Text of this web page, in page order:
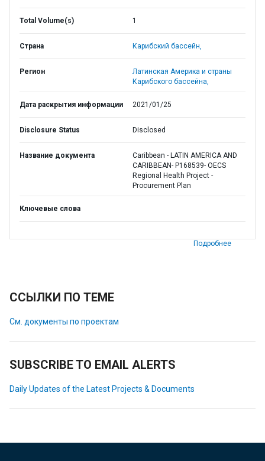
Total Volume(s) 1
Страна Карибский бассейн,
Регион
Латинская Америка и страны
Карибского бассейна,
Дата раскрытия информации 2021/01/25
Disclosure Status Disclosed
Название документа
Caribbean - LATIN AMERICA AND
CARIBBEAN- P168539- OECS
Regional Health Project -
Procurement Plan
Ключевые слова
Подробнее
ССЫЛКИ ПО ТЕМЕ
См. документы по проектам
SUBSCRIBE TO EMAIL ALERTS
Daily Updates of the Latest Projects & Documents